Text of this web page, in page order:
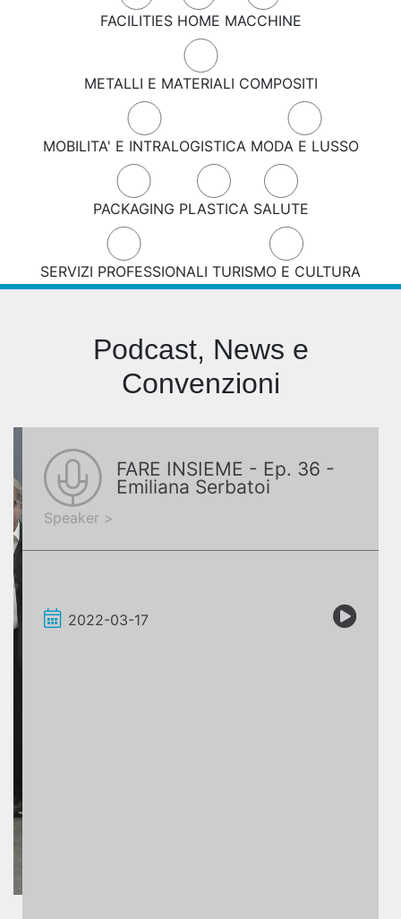
FACILITIES HOME MACCHINE
METALLI E MATERIALI COMPOSITI
MOBILITA' E INTRALOGISTICA MODA E LUSSO
PACKAGING PLASTICA SALUTE
SERVIZI PROFESSIONALI TURISMO E CULTURA
Podcast, News e
Convenzioni
FARE INSIEME - Ep. 36 -
Emiliana Serbatoi
Speaker >
2022-03-17